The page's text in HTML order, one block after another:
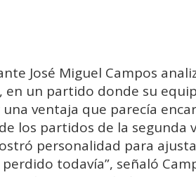
José Miguel Campos
en un partido donde su
ventaja que parecía
los partidos de la segunda
personalidad para
todavía”, señaló